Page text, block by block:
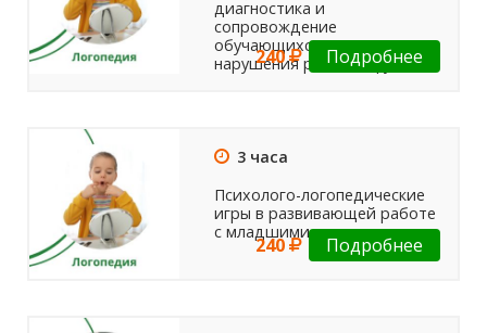
диагностика и
сопровождение
обучающихся, имеющих
нарушения речевой функции
240 Подробнее
3 часа
Психолого-логопедические
игры в развивающей работе
с младшими школьниками
240 Подробнее